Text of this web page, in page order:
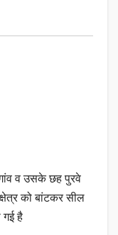
गांव व उसके छह पुरवे
को बांटकर सील
गई है